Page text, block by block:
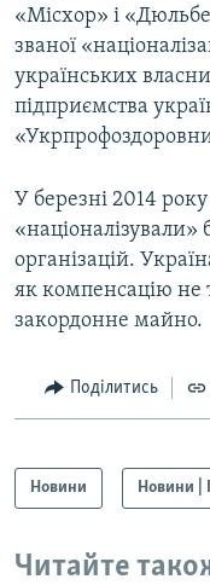
«Місхор» і
званої
українських
підприємства
У березні 2014
«націоналізували»
організацій.
як компенсацію не
закордонне майно.
Поділитись
Новини Новини |
Читайте